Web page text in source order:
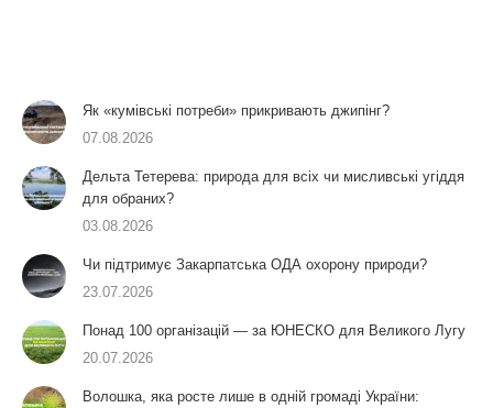
Як «кумівські потреби» прикривають джипінг?
07.08.2026
Дельта Тетерева: природа для всіх чи мисливські угіддя
для обраних?
03.08.2026
Чи підтримує Закарпатська ОДА охорону природи?
23.07.2026
Понад 100 організацій — за ЮНЕСКО для Великого Лугу
20.07.2026
Волошка, яка росте лише в одній громаді України: